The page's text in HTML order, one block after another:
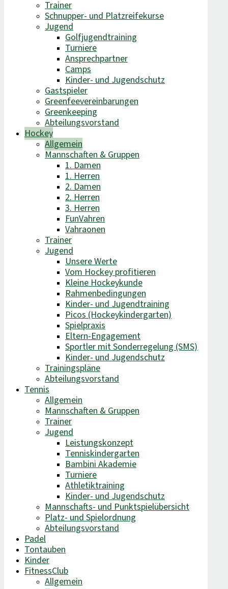
Trainer
Schnupper- und Platzreifekurse
Jugend
Golfjugendtraining
Turniere
Ansprechpartner
Camps
Kinder- und Jugendschutz
Gastspieler
Greenfeevereinbarungen
Greenkeeping
Abteilungsvorstand
Hockey
Allgemein
Mannschaften & Gruppen
1. Damen
1. Herren
2. Damen
2. Herren
3. Herren
FunVahren​
Vahraonen
Trainer
Jugend
Unsere Werte
Vom Hockey profitieren
Kleine Hockeykunde
Rahmenbedingungen
Kinder- und Jugendtraining
Picos (Hockeykindergarten)
Spielpraxis
Eltern-Engagement
Sportler mit Sonderregelung (SMS)
Kinder- und Jugendschutz
Trainingspläne
Abteilungsvorstand
Tennis
Allgemein
Mannschaften & Gruppen
Trainer
Jugend
Leistungskonzept
Tenniskindergarten
Bambini Akademie
Turniere
Athletiktraining
Kinder- und Jugendschutz
Mannschafts- und Punktspielübersicht
Platz- und Spielordnung
Abteilungsvorstand
Padel
Tontauben
Kinder
FitnessClub
Allgemein